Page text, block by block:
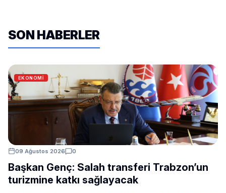
SON HABERLER
EKONOMI
09 Ağustos 2026 0
Başkan Genç: Salah transferi Trabzon’un
turizmine katkı sağlayacak